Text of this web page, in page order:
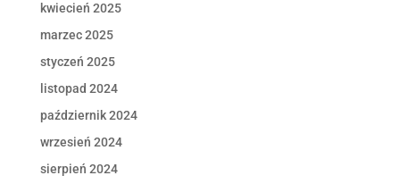
kwiecień 2025
marzec 2025
styczeń 2025
listopad 2024
październik 2024
wrzesień 2024
sierpień 2024